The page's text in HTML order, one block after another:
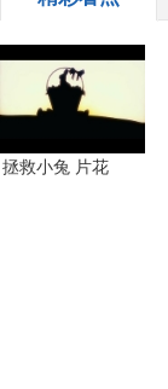
拯救小兔 片花